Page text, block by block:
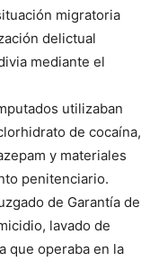
migratoria
delictual
mediante el
utilizaban
de cocaína,
y materiales
penitenciario.
de Garantía de
lavado de
que operaba en la